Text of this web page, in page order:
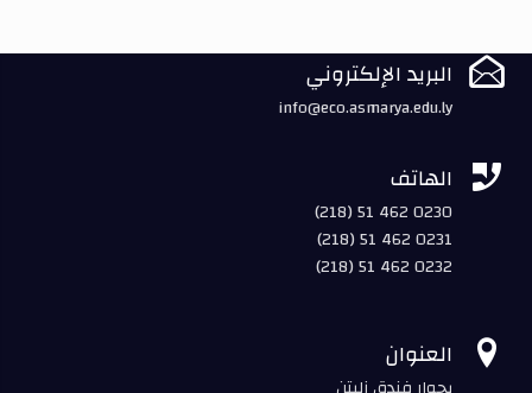
 البريد الإلكتروني
info@eco.asmarya.edu.ly
 الهاتف
(218) 51 462 0230
(218) 51 462 0231
(218) 51 462 0232
 العنوان